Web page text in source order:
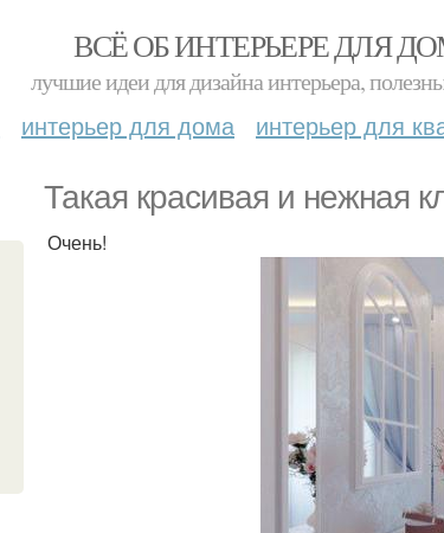
ВСЁ ОБ ИНТЕРЬЕРЕ ДЛЯ
лучшие идеи для дизайна интерьера,
интерьер для дома интерьер для
Такая красивая и нежная
Очень!